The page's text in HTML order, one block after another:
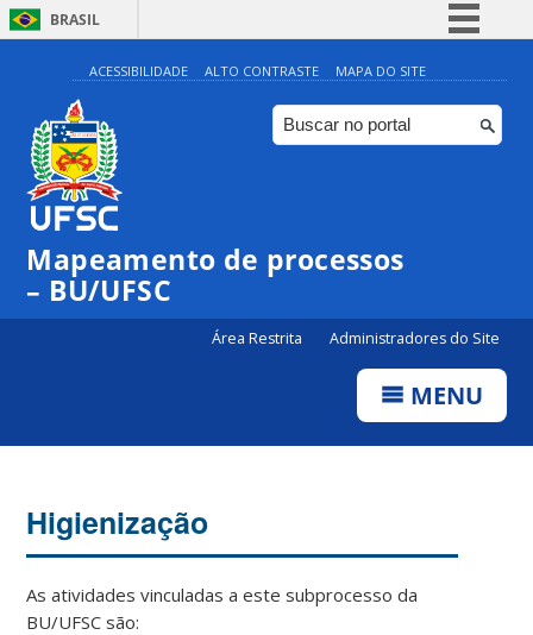
BRASIL
Simplifique!
Comunica BR
Participe
Canais
ACESSIBILIDADE ALTO CONTRASTE MAPA DO SITE
Mapeamento de processos
– BU/UFSC
Área Restrita Administradores do Site
MENU
Higienização
As atividades vinculadas a este subprocesso da
BU/UFSC são: